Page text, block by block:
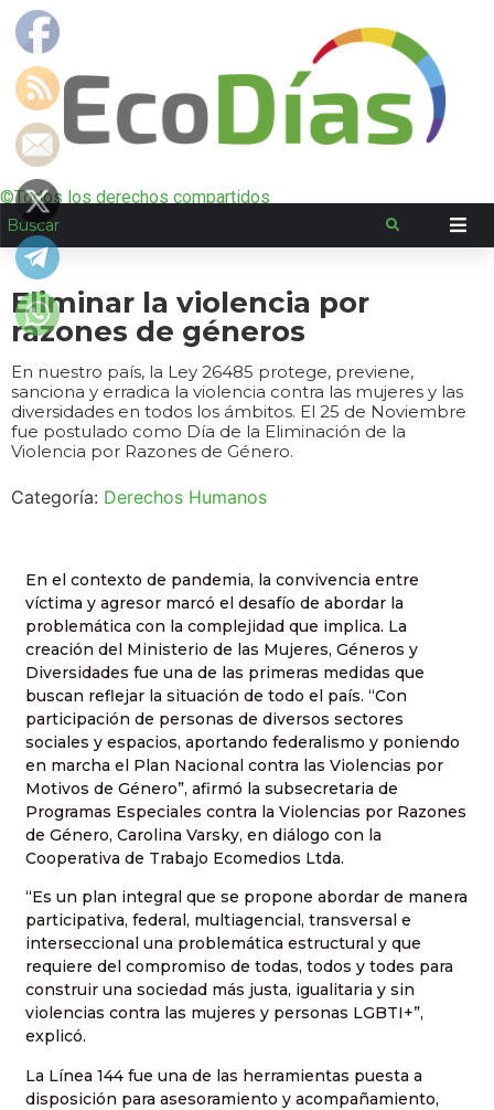
©Todos los derechos compartidos
Eliminar la violencia por
razones de géneros
En nuestro país, la Ley 26485 protege, previene,
sanciona y erradica la violencia contra las mujeres y las
diversidades en todos los ámbitos. El 25 de Noviembre
fue postulado como Día de la Eliminación de la
Violencia por Razones de Género.
Categoría: Derechos Humanos
En el contexto de pandemia, la convivencia entre
víctima y agresor marcó el desafío de abordar la
problemática con la complejidad que implica. La
creación del Ministerio de las Mujeres, Géneros y
Diversidades fue una de las primeras medidas que
buscan reflejar la situación de todo el país. “Con
participación de personas de diversos sectores
sociales y espacios, aportando federalismo y poniendo
en marcha el Plan Nacional contra las Violencias por
Motivos de Género”, afirmó la subsecretaria de
Programas Especiales contra la Violencias por Razones
de Género, Carolina Varsky, en diálogo con la
Cooperativa de Trabajo Ecomedios Ltda.
“Es un plan integral que se propone abordar de manera
participativa, federal, multiagencial, transversal e
interseccional una problemática estructural y que
requiere del compromiso de todas, todos y todes para
construir una sociedad más justa, igualitaria y sin
violencias contra las mujeres y personas LGBTI+”,
explicó.
La Línea 144 fue una de las herramientas puesta a
disposición para asesoramiento y acompañamiento,